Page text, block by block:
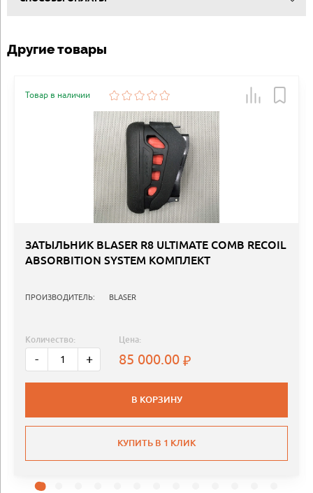
Другие товары
Товар в наличии
ЗАТЫЛЬНИК BLASER R8 ULTIMATE COMB RECOIL
ABSORBITION SYSTEM КОМПЛЕКТ
ПРОИЗВОДИТЕЛЬ: BLASER
Количество:
- +
Цена:
85 000.00
В КОРЗИНУ
КУПИТЬ В 1 КЛИК